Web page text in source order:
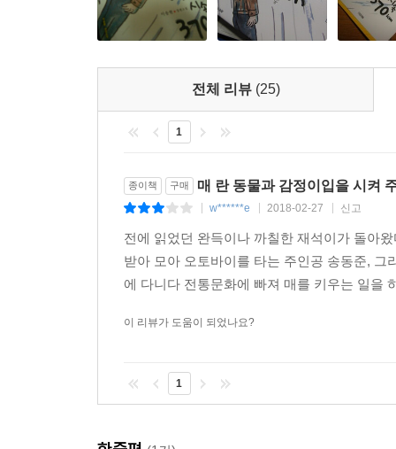
매는 결코 길들여지지 않는다. 매를 길들이는
되었다고 믿는다. 그리고 나를 길들인 건 매가 아
이송현 작가는 지난해 인기리에 방영된 MBC
청춘, 시속 370㎞』에는 주인공인 동준 말고도 시
우선 대표적인 인물로 동준의 아버지인 송인태
앞에서는 한심하고 무능한 가장일 뿐이다. 그
획득한다.
이 소설에서 누구보다 반짝거리는 캐릭터는 바
다문화 가정의 자녀이다. 진짜 이름은 전택근이
쳐서 동준의 속을 썩이기 일쑤지만, 누구보다
일침을 가한다.
전체 리뷰 (25)
1
종이책 구매 매 란 동물과 감정이입을 시켜
w******e 2018-02-27 신고
전에 읽었던 완득이나 까칠한 재석이가 돌아
받아 모아 오토바이를 타는 주인공 송동준, 그
에 다니다 전통문화에 빠져 매를 키우는 일을
이 리뷰가 도움이 되었나요?
1